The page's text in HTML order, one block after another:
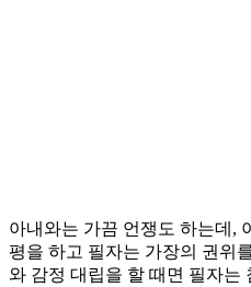
아내와는 가끔 언쟁도 하는데,
평을 하고 필자는 가장의 권위
와 감정 대립을 할 때면 필자는